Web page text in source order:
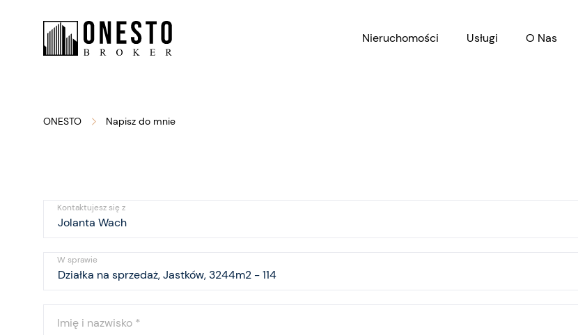
Nieruchomości Usługi O Nas
ONESTO Napisz do mnie
Kontaktujesz się z
W sprawie
Imię i nazwisko *